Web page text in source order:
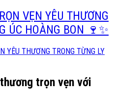
VẸN YÊU THƯƠNG
ÚC HOÀNG BON 🍷✨
trọn vẹn với